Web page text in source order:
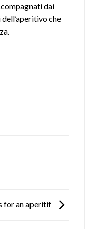
dai
che
for an aperitif